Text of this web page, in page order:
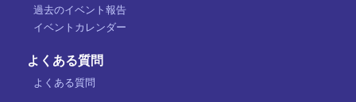
過去のイベント報告
イベントカレンダー
よくある質問
よくある質問